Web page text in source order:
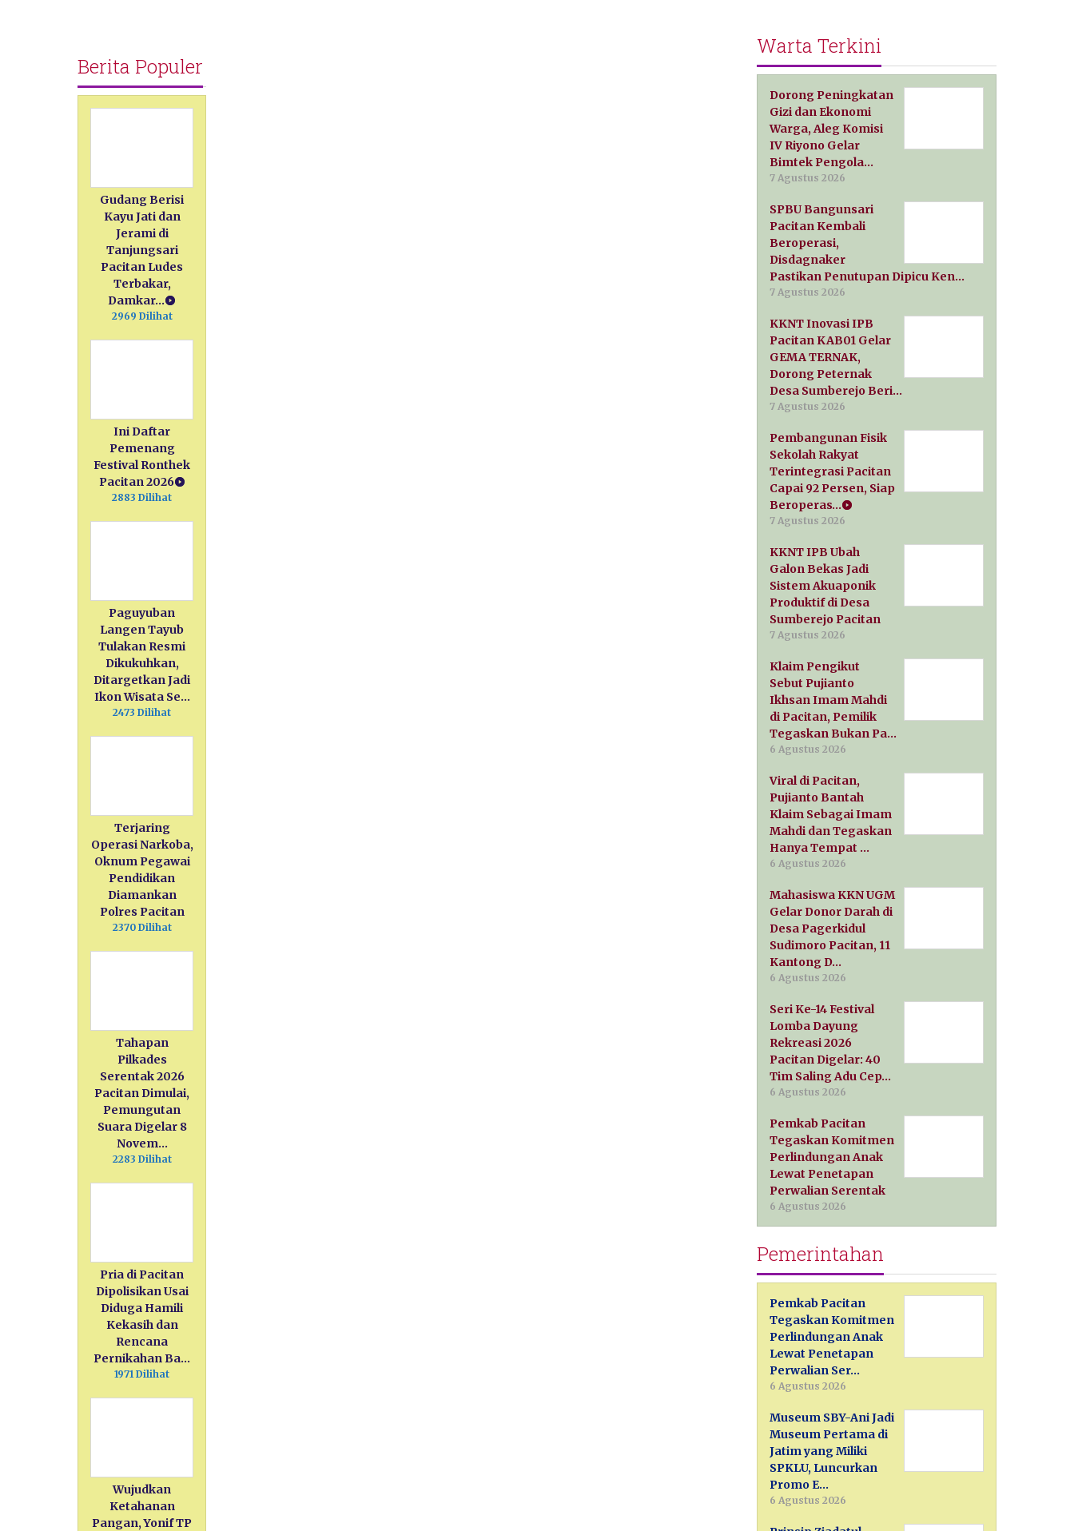
Berita Populer
Gudang Berisi
Kayu Jati dan
Jerami di
Tanjungsari
Pacitan Ludes
Terbakar,
Damkar…
2969 Dilihat
Ini Daftar
Pemenang
Festival Ronthek
Pacitan 2026
2883 Dilihat
Paguyuban
Langen Tayub
Tulakan Resmi
Dikukuhkan,
Ditargetkan Jadi
Ikon Wisata Se…
2473 Dilihat
Terjaring
Operasi Narkoba,
Oknum Pegawai
Pendidikan
Diamankan
Polres Pacitan
2370 Dilihat
Tahapan
Pilkades
Serentak 2026
Pacitan Dimulai,
Pemungutan
Suara Digelar 8
Novem…
2283 Dilihat
Pria di Pacitan
Dipolisikan Usai
Diduga Hamili
Kekasih dan
Rencana
Pernikahan Ba…
1971 Dilihat
Wujudkan
Ketahanan
Pangan, Yonif TP
Warta Terkini
Dorong Peningkatan
Gizi dan Ekonomi
Warga, Aleg Komisi
IV Riyono Gelar
Bimtek Pengola…
7 Agustus 2026
SPBU Bangunsari
Pacitan Kembali
Beroperasi,
Disdagnaker
Pastikan Penutupan Dipicu Ken…
7 Agustus 2026
KKNT Inovasi IPB
Pacitan KAB01 Gelar
GEMA TERNAK,
Dorong Peternak
Desa Sumberejo Beri…
7 Agustus 2026
Pembangunan Fisik
Sekolah Rakyat
Terintegrasi Pacitan
Capai 92 Persen, Siap
Beroperas…
7 Agustus 2026
KKNT IPB Ubah
Galon Bekas Jadi
Sistem Akuaponik
Produktif di Desa
Sumberejo Pacitan
7 Agustus 2026
Klaim Pengikut
Sebut Pujianto
Ikhsan Imam Mahdi
di Pacitan, Pemilik
Tegaskan Bukan Pa…
6 Agustus 2026
Viral di Pacitan,
Pujianto Bantah
Klaim Sebagai Imam
Mahdi dan Tegaskan
Hanya Tempat …
6 Agustus 2026
Mahasiswa KKN UGM
Gelar Donor Darah di
Desa Pagerkidul
Sudimoro Pacitan, 11
Kantong D…
6 Agustus 2026
Seri Ke-14 Festival
Lomba Dayung
Rekreasi 2026
Pacitan Digelar: 40
Tim Saling Adu Cep…
6 Agustus 2026
Pemkab Pacitan
Tegaskan Komitmen
Perlindungan Anak
Lewat Penetapan
Perwalian Serentak
6 Agustus 2026
Pemerintahan
Pemkab Pacitan
Tegaskan Komitmen
Perlindungan Anak
Lewat Penetapan
Perwalian Ser…
6 Agustus 2026
Museum SBY-Ani Jadi
Museum Pertama di
Jatim yang Miliki
SPKLU, Luncurkan
Promo E…
6 Agustus 2026